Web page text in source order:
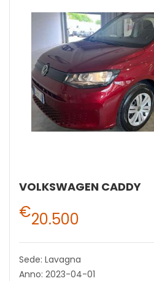
VOLKSWAGEN CADDY
€20.500
Sede: Lavagna
Anno: 2023-04-01